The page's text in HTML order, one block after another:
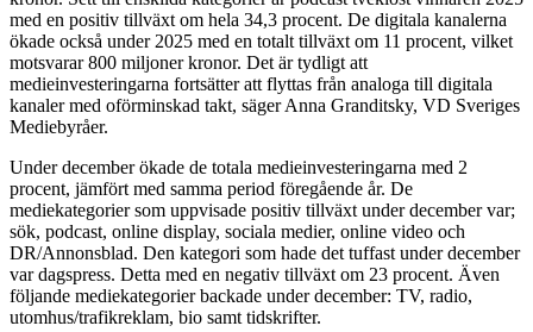
med en positiv tillväxt om hela 34,3 procent. De digitala kanalerna
ökade också under 2025 med en totalt tillväxt om 11 procent, vilket
motsvarar 800 miljoner kronor. Det är tydligt att
medieinvesteringarna fortsätter att flyttas från analoga till digitala
kanaler med oförminskad takt, säger Anna Granditsky, VD Sveriges
Mediebyråer.
Under december ökade de totala medieinvesteringarna med 2
procent, jämfört med samma period föregående år. De
mediekategorier som uppvisade positiv tillväxt under december var;
sök, podcast, online display, sociala medier, online video och
DR/Annonsblad. Den kategori som hade det tuffast under december
var dagspress. Detta med en negativ tillväxt om 23 procent. Även
följande mediekategorier backade under december: TV, radio,
utomhus/trafikreklam, bio samt tidskrifter.